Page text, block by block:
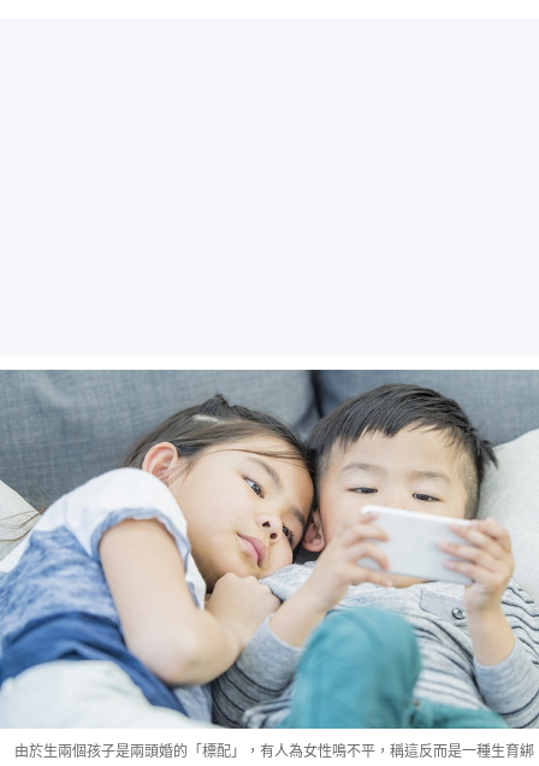
由於生兩個孩子是兩頭婚的「標配」，有人為女性鳴不平，稱這反而是一種生育綁